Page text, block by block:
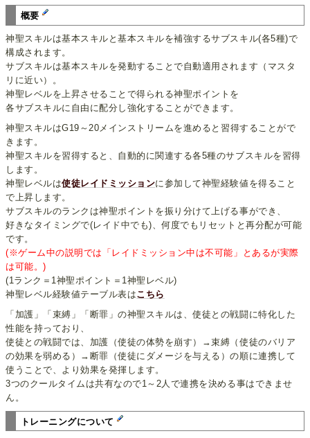
概要
神聖スキルは基本スキルと基本スキルを補強するサブスキル(各5種)で
構成されます。
サブスキルは基本スキルを発動することで自動適用されます（マスタ
リに近い）。
神聖レベルを上昇させることで得られる神聖ポイントを
各サブスキルに自由に配分し強化することができます。
神聖スキルはG19～20メインストリームを進めると習得することがで
きます。
神聖スキルを習得すると、自動的に関連する各5種のサブスキルを習得
します。
神聖レベルは使徒レイドミッションに参加して神聖経験値を得ること
で上昇します。
サブスキルのランクは神聖ポイントを振り分けて上げる事ができ、
好きなタイミングで(レイド中でも)、何度でもリセットと再分配が可能
です。
(※ゲーム中の説明では「レイドミッション中は不可能」とあるが実際
は可能。)
(1ランク＝1神聖ポイント＝1神聖レベル)
神聖レベル経験値テーブル表はこちら
「加護」「束縛」「断罪」の神聖スキルは、使徒との戦闘に特化した
性能を持っており、
使徒との戦闘では、加護（使徒の体勢を崩す）→束縛（使徒のバリア
の効果を弱める）→断罪（使徒にダメージを与える）の順に連携して
使うことで、より効果を発揮します。
3つのクールタイムは共有なので1～2人で連携を決める事はできませ
ん。
トレーニングについて